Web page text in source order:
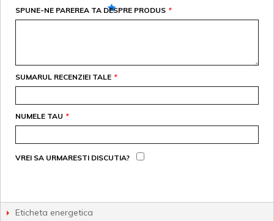
*
SPUNE-NE PAREREA TA DESPRE PRODUS
*
SUMARUL RECENZIEI TALE
*
NUMELE TAU
VREI SA URMARESTI DISCUTIA?
Eticheta energetica